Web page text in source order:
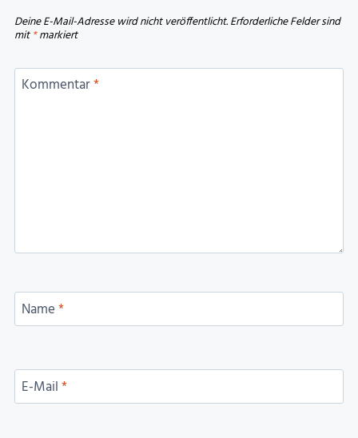
Deine E-Mail-Adresse wird nicht veröffentlicht.Erforderliche Felder sind
mit*markiert
Kommentar*
Name*
E-Mail*